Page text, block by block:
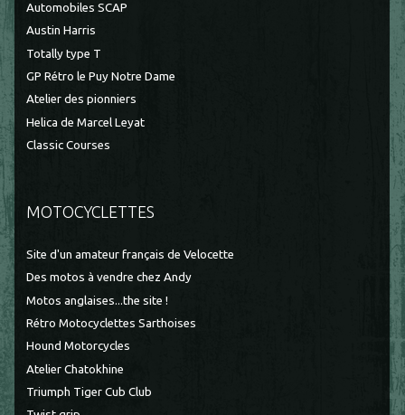
Automobiles SCAP
Austin Harris
Totally type T
GP Rétro le Puy Notre Dame
Atelier des pionniers
Helica de Marcel Leyat
Classic Courses
MOTOCYCLETTES
Site d'un amateur français de Velocette
Des motos à vendre chez Andy
Motos anglaises...the site !
Rétro Motocyclettes Sarthoises
Hound Motorcycles
Atelier Chatokhine
Triumph Tiger Cub Club